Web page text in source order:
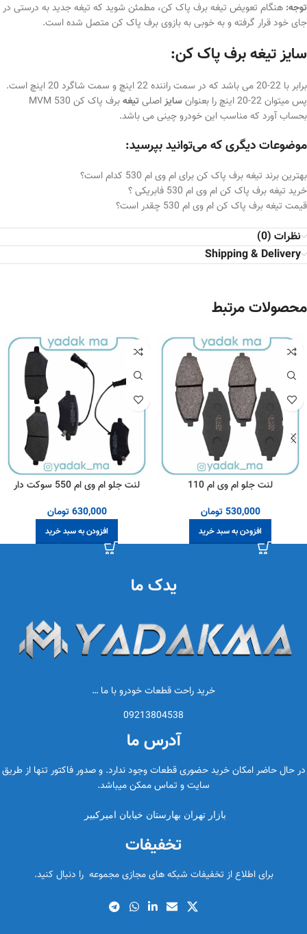
توجه: هنگام تعویض تیغه برف پاک کن، مطمئن شوید که تیغه جدید به درستی در
جای خود قرار گرفته و به خوبی به بازوی برف پاک کن متصل شده است.
سایز تیغه برف پاک کن:
برابر با 22-20 می باشد که در سمت راننده 22 اینچ و سمت شاگرد 20 اینچ است.
پس میتوان 22-20 اینچ را بعنوان
سایزاصلیتیغه
برف پاک کن MVM 530
بحساب آورد که مناسب این خودرو چینی می باشد.
موضوعات دیگری که می‌توانید بپرسید:
بهترین برند تیغه برف پاک کن برای ام وی ام 530 کدام است؟
خرید تیغه برف پاک کن ام وی ام 530 فابریکی ؟
قیمت تیغه برف پاک کن ام وی ام 530 چقدر است؟
نظرات (0)
Shipping & Delivery
محصولات مرتبط
لنت جلو ام وی ام 110
530,000 تومان
افزودن به سبد خرید
لنت جلو ام وی ام 550 سوکت دار
630,000 تومان
افزودن به سبد خرید
یدک ما
خرید راحت قطعات خودرو با ما …
09213804538
آدرس ما
در حال حاضر امکان خرید حضوری قطعات وجود ندارد. و صدور فاکتور تنها از طریق
سایت و تماس ممکن میباشد.
بازار تهران بهارستان خیابان امیرکبیر
تخفیفات
برای اطلاع از تخفیفات شبکه های مجازی مجموعه را دنبال کنید.